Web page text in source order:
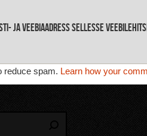
ja veebiaadress sellesse
reduce spam. Learn how your